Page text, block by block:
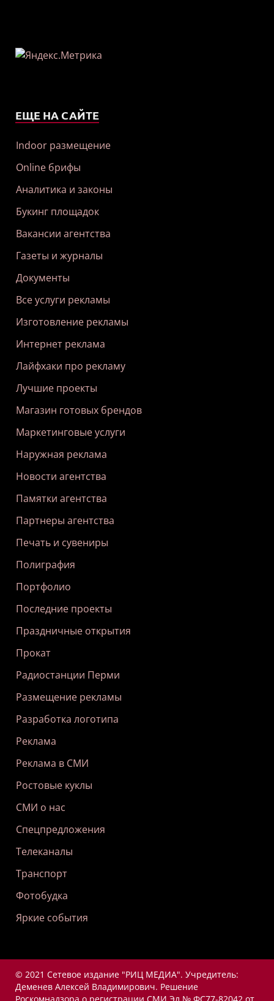
ЕЩЕ НА САЙТЕ
Indoor размещение
Online брифы
Аналитика и законы
Букинг площадок
Вакансии агентства
Газеты и журналы
Документы
Все услуги рекламы
Изготовление рекламы
Интернет реклама
Лайфхаки про рекламу
Лучшие проекты
Магазин готовых брендов
Маркетинговые услуги
Наружная реклама
Новости агентства
Памятки агентства
Партнеры агентства
Печать и сувениры
Полиграфия
Портфолио
Последние проекты
Праздничные открытия
Прокат
Радиостанции Перми
Размещение рекламы
Разработка логотипа
Реклама
Реклама в СМИ
Ростовые куклы
СМИ о нас
Спецпредложения
Телеканалы
Транспорт
Фотобудка
Яркие события
© 2021 Сетевое издание "РИЦ МЕДИА". Учредитель:
Деменев Алексей Владимирович. Решение